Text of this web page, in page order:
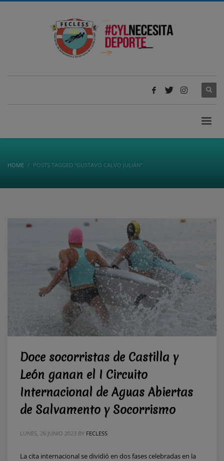
HOME POSTS TAGGED "GUSTAVO CALVO JULIÁN"
Doce socorristas de Castilla y
León ganan el I Circuito
Internacional de Aguas Abiertas
de Salvamento y Socorrismo
LUNES, 26 JUNIO 2023 BY FECLESS
La cita internacional se dividió en dos fases celebradas en la